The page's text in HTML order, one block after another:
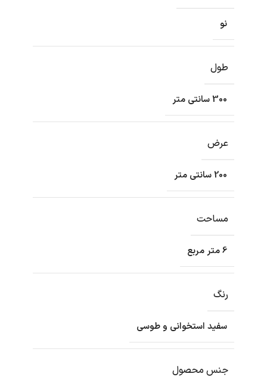
نو
طول
300 سانتی متر
عرض
200 سانتی متر
مساحت
6 متر مربع
رنگ
سفید استخوانی و طوسی
جنس محصول